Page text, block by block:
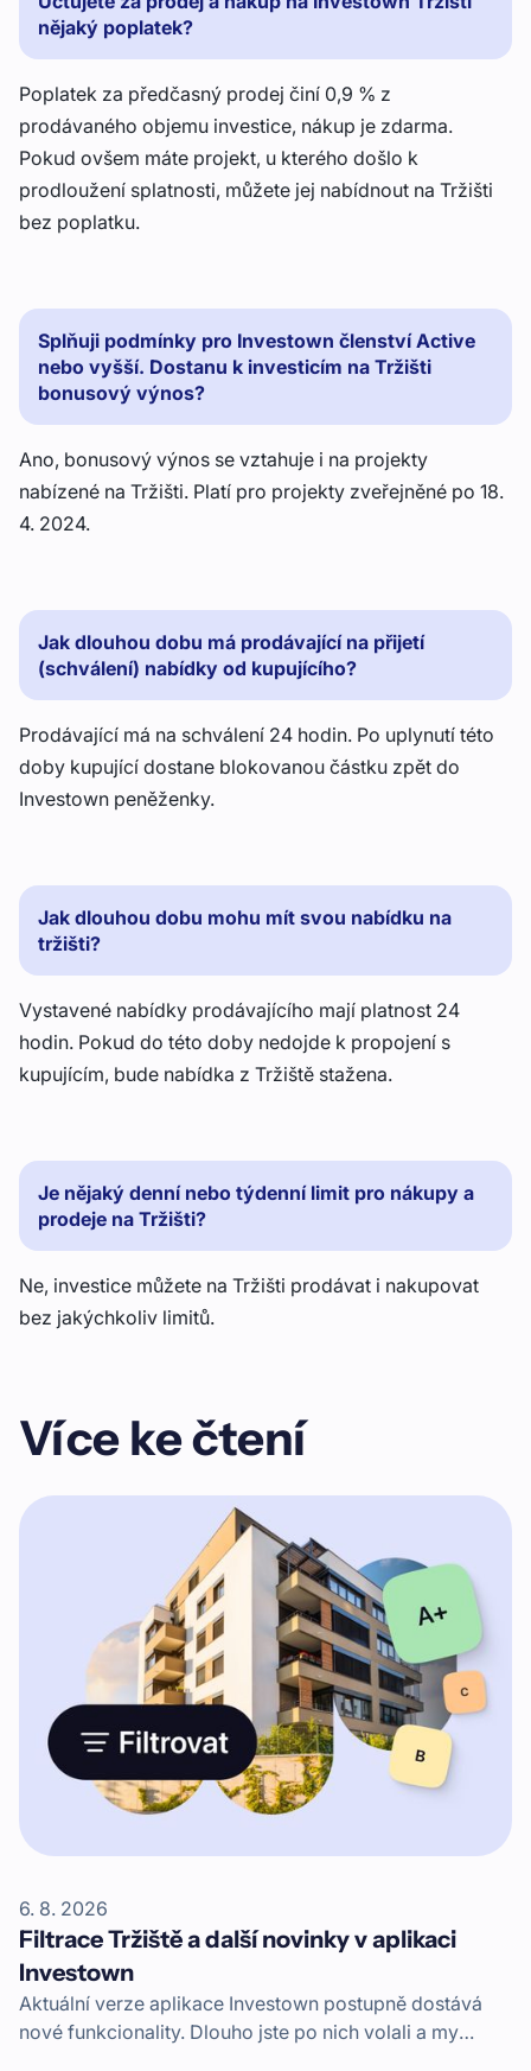
nějaký poplatek?
Poplatek za předčasný prodej činí 0,9 % z
prodávaného objemu investice, nákup je zdarma.
Pokud ovšem máte projekt, u kterého došlo k
prodloužení splatnosti, můžete jej nabídnout na Tržišti
bez poplatku.
Splňuji podmínky pro Investown členství Active
nebo vyšší. Dostanu k investicím na Tržišti
bonusový výnos?
Ano, bonusový výnos se vztahuje i na projekty
nabízené na Tržišti. Platí pro projekty zveřejněné po 18.
4. 2024.
Jak dlouhou dobu má prodávající na přijetí
(schválení) nabídky od kupujícího?
Prodávající má na schválení 24 hodin. Po uplynutí této
doby kupující dostane blokovanou částku zpět do
Investown peněženky.
Jak dlouhou dobu mohu mít svou nabídku na
tržišti?
Vystavené nabídky prodávajícího mají platnost 24
hodin. Pokud do této doby nedojde k propojení s
kupujícím, bude nabídka z Tržiště stažena.
Je nějaký denní nebo týdenní limit pro nákupy a
prodeje na Tržišti?
Ne, investice můžete na Tržišti prodávat i nakupovat
bez jakýchkoliv limitů.
Více ke čtení
6. 8. 2026
Filtrace Tržiště a další novinky v aplikaci
Investown
Aktuální verze aplikace Investown postupně dostává
nové funkcionality. Dlouho jste po nich volali a my